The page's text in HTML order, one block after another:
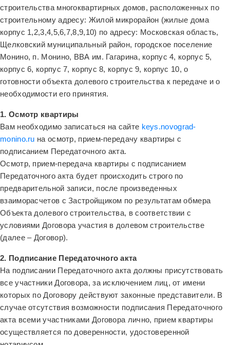
строительства многоквартирных домов, расположенных по
строительному адресу: Жилой микрорайон (жилые дома
корпус 1,2,3,4,5,6,7,8,9,10) по адресу: Московская область,
Щелковский муниципальный район, городское поселение
Монино, п. Монино, ВВА им. Гагарина, корпус 4, корпус 5,
корпус 6, корпус 7, корпус 8, корпус 9, корпус 10, о
готовности объекта долевого строительства к передаче и о
необходимости его принятия.
1. Осмотр квартиры
Вам необходимо записаться на сайте keys.novograd-
monino.ru на осмотр, прием-передачу квартиры с
подписанием Передаточного акта.
Осмотр, прием-передача квартиры с подписанием
Передаточного акта будет происходить строго по
предварительной записи, после произведенных
взаиморасчетов с Застройщиком по результатам обмера
Объекта долевого строительства, в соответствии с
условиями Договора участия в долевом строительстве
(далее – Договор).
2. Подписание Передаточного акта
На подписании Передаточного акта должны присутствовать
все участники Договора, за исключением лиц, от имени
которых по Договору действуют законные представители. В
случае отсутствия возможности подписания Передаточного
акта всеми участниками Договора лично, прием квартиры
осуществляется по доверенности, удостоверенной